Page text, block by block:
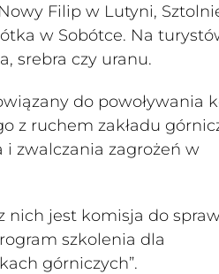
Filip w Lutyni,
w Sobótce. Na
srebra czy uranu.
do powoływania
z ruchem zakładu
zwalczania zagrożeń w
nich jest komisja do
szkolenia dla
górniczych”.